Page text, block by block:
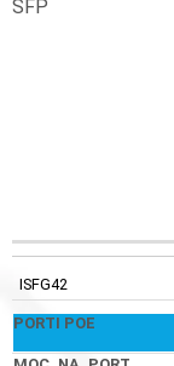
SFP
CODICE
ISFG42